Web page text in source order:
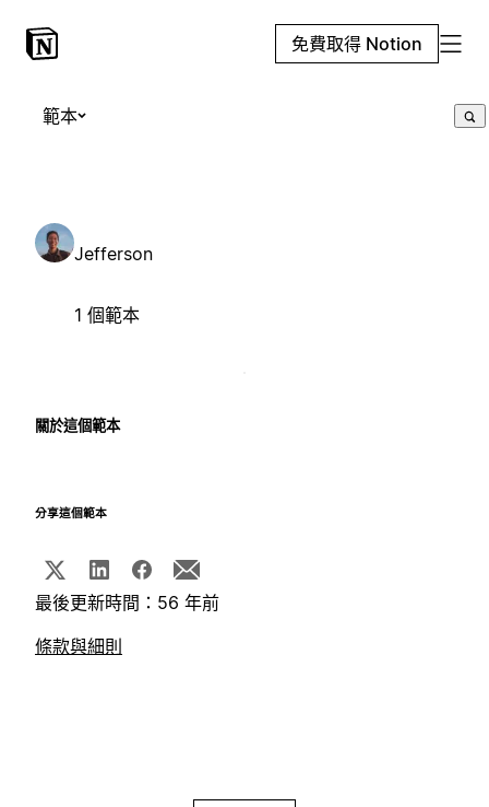
免費取得 Notion
範本
Jefferson
1 個範本
關於這個範本
分享這個範本
最後更新時間：56 年前
條款與細則